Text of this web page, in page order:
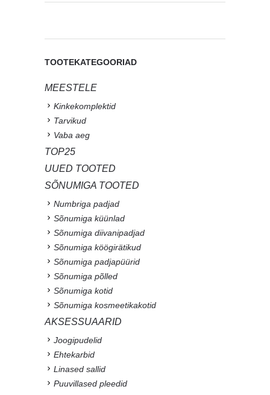
TOOTEKATEGOORIAD
MEESTELE
Kinkekomplektid
Tarvikud
Vaba aeg
TOP25
UUED TOOTED
SÕNUMIGA TOOTED
Numbriga padjad
Sõnumiga küünlad
Sõnumiga diivanipadjad
Sõnumiga köögirätikud
Sõnumiga padjapüürid
Sõnumiga põlled
Sõnumiga kotid
Sõnumiga kosmeetikakotid
AKSESSUAARID
Joogipudelid
Ehtekarbid
Linased sallid
Puuvillased pleedid